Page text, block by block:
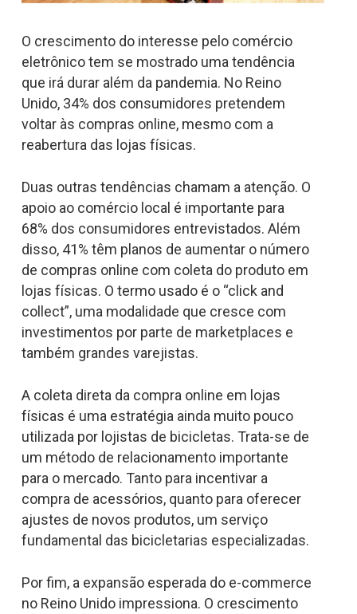
O crescimento do interesse pelo comércio
eletrônico tem se mostrado uma tendência
que irá durar além da pandemia. No Reino
Unido, 34% dos consumidores pretendem
voltar às compras online, mesmo com a
reabertura das lojas físicas.
Duas outras tendências chamam a atenção. O
apoio ao comércio local é importante para
68% dos consumidores entrevistados. Além
disso, 41% têm planos de aumentar o número
de compras online com coleta do produto em
lojas físicas. O termo usado é o “click and
collect”, uma modalidade que cresce com
investimentos por parte de marketplaces e
também grandes varejistas.
A coleta direta da compra online em lojas
físicas é uma estratégia ainda muito pouco
utilizada por lojistas de bicicletas. Trata-se de
um método de relacionamento importante
para o mercado. Tanto para incentivar a
compra de acessórios, quanto para oferecer
ajustes de novos produtos, um serviço
fundamental das bicicletarias especializadas.
Por fim, a expansão esperada do e-commerce
no Reino Unido impressiona. O crescimento